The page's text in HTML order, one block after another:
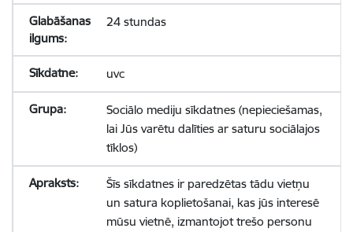
24 stundas
uvc
Sociālo mediju sīkdatnes (nepieciešamas,
lai Jūs varētu dalīties ar saturu sociālajos
tīklos)
Šīs sīkdatnes ir paredzētas tādu vietņu
un satura koplietošanai, kas jūs interesē
mūsu vietnē, izmantojot trešo personu